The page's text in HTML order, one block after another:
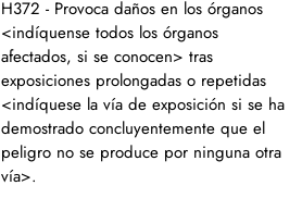
H372 - Provoca daños en los órganos
<indíquense todos los órganos
afectados, si se conocen> tras
exposiciones prolongadas o repetidas
<indíquese la vía de exposición si se ha
demostrado concluyentemente que el
peligro no se produce por ninguna otra
vía>.